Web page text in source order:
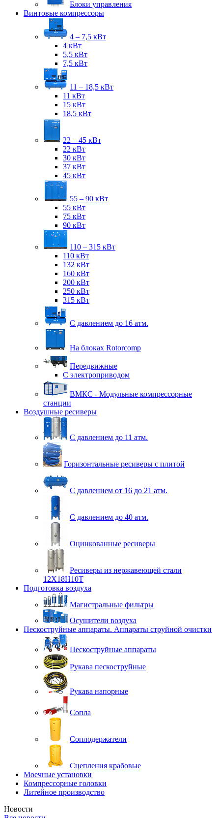
Блоки управления
Винтовые компрессоры
4 – 7,5 кВт
4 кВт
5,5 кВт
7,5 кВт
11 – 18,5 кВт
11 кВт
15 кВт
18,5 кВт
22 – 45 кВт
22 кВт
30 кВт
37 кВт
45 кВт
55 – 90 кВт
55 кВт
75 кВт
90 кВт
110 – 315 кВт
110 кВт
132 кВт
160 кВт
200 кВт
250 кВт
315 кВт
С давлением до 16 атм.
На блоках Rotorcomp
Передвижные
С электроприводом
ВМКС - Модульные компрессорные
станции
Воздушные ресиверы
С давлением до 11 атм.
Горизонтальные ресиверы с плитой
С давлением от 16 до 21 атм.
С давлением до 40 атм.
Оцинкованные ресиверы
Ресиверы из нержавеющей стали
12Х18Н10Т
Подготовка воздуха
Магистральные фильтры
Осушители воздуха
Пескоструйные аппараты. Аппараты струйной очистки
Пескоструйные аппараты
Рукава пескоструйные
Рукава напорные
Сопла
Соплодержатели
Сцепления крабовые
Моечные установки
Компрессорные головки
Литейное производство
Новости